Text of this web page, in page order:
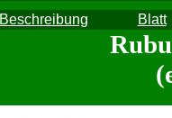
Beschreibung Blatt